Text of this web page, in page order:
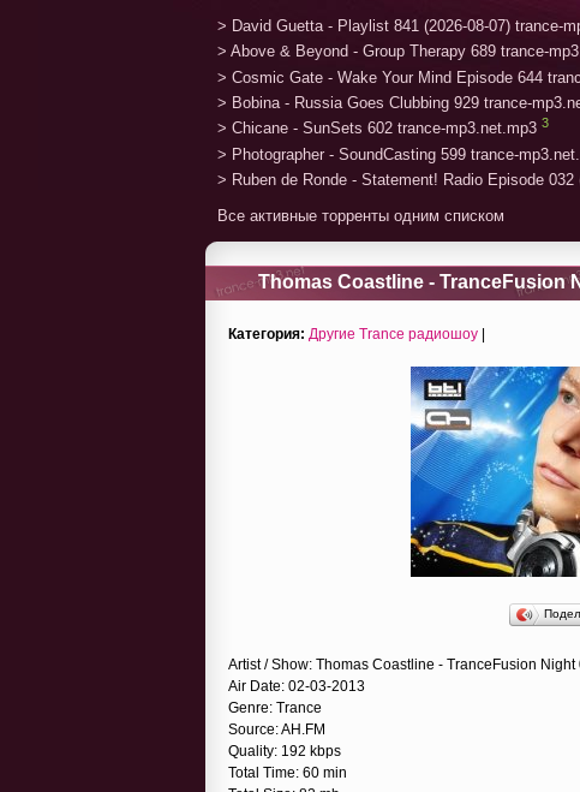
> David Guetta - Playlist 841 (2026-08-07) trance-
> Above & Beyond - Group Therapy 689 trance-
> Cosmic Gate - Wake Your Mind Episode 644
> Bobina - Russia Goes Clubbing 929 trance-
> Chicane - SunSets 602 trance-mp3.net.mp3 3
> Photographer - SoundCasting 599 trance-
> Ruben de Ronde - Statement! Radio Episode
Все активные торренты одним списком
Thomas Coastline - TranceFusion
Категория: Другие Trance радиошоу |
Artist / Show: Thomas Coastline - TranceFusion Night
Air Date: 02-03-2013
Genre: Trance
Source: AH.FM
Quality: 192 kbps
Total Time: 60 min